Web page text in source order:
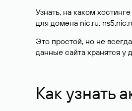
Узнать, на каком
для домена nic.ru:
Это простой, но не
данные сайта хранятся у
Как узнать